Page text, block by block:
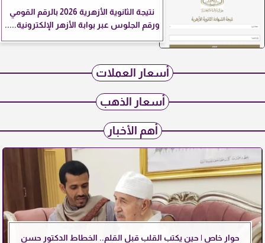
نتيجة الثانوية الأزهرية 2026 بالرقم القومي
ورقم الجلوس عبر بوابة الأزهر الإلكترونية.....
أسعار العملات
أسعار الذهب
أهم الأخبار
حوار خاص | حين يكتب القلب قبل القلم.. الخطاط الدكتور حسن